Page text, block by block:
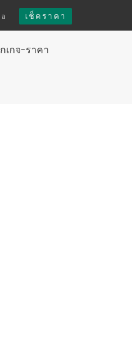
เช็คราคา
เกจ-ราคา